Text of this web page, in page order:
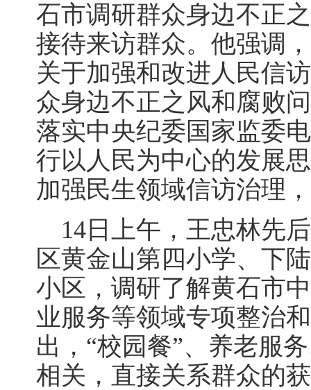
石市调研群众身边不正
接待来访群众。他强调
关于加强和改进人民信
众身边不正之风和腐败
落实中央纪委国家监委
行以人民为中心的发展
加强民生领域信访治理
14日上午，王忠林先
区黄金山第四小学、下
小区，调研了解黄石市
业服务等领域专项整治
出，“校园餐”、养老服
相关，直接关系群众的